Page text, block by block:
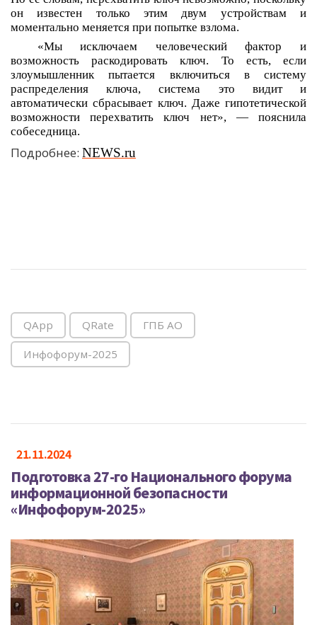
он известен только этим двум устройствам и
моментально меняется при попытке взлома.
«Мыисключаем человеческий фактор и
возможность раскодировать ключ. То есть, если
злоумышленник пытается включиться в систему
распределения ключа, система это видит и
автоматически сбрасывает ключ. Даже гипотетической
возможности перехватить ключ нет», — пояснила
собеседница.
Подробнее: NEWS.ru
QApp QRate ГПБ АО
Инфофорум-2025
21.11.2024
Подготовка 27-го Национального форума
информационной безопасности
«Инфофорум-2025»